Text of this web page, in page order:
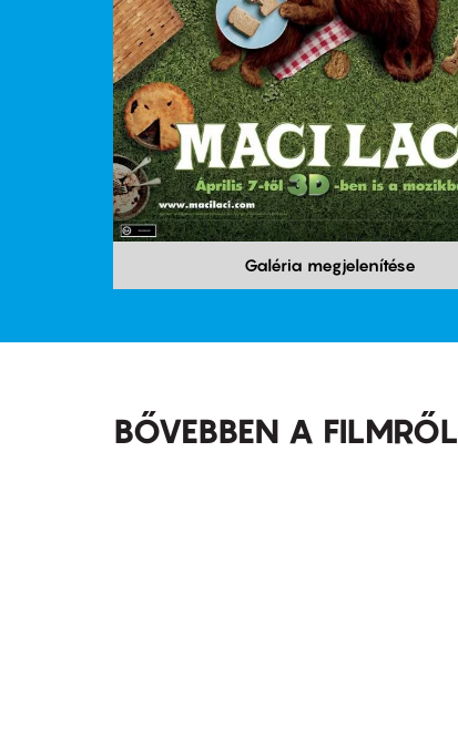
Galéria megjelenítése
BŐVEBBEN A FILMRŐL